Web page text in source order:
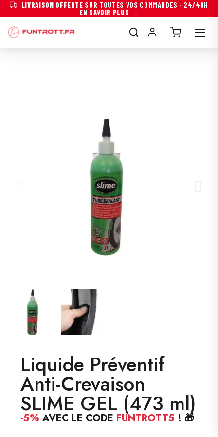
LIVRAISON OFFERTE SUR TOUTES VOS COMMANDES · 24/48H
EN SAVOIR PLUS →
Liquide Préventif
Anti-Crevaison
SLIME GEL (473 ml)
-5% AVEC LE CODE FUNTROTT5 ! 🎁